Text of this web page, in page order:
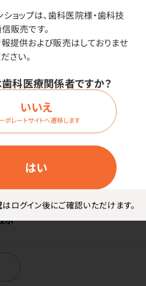
ョップは、歯科医院様・歯科技
販売です。
提供および販売はしておりませ
さい。
科医療関係者ですか？
はい
いいえ
ポレートサイトへ遷移します
はログイン後にご確認いただけます。
示
商品番号：80-2862
在庫：○
サイズ・内容量：
500ml・1個
示